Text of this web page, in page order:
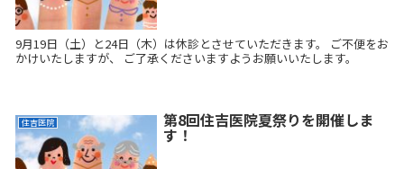
9月19日（土）と24日（木）は休診とさせていただきます。 ご不便をお
かけいたしますが、 ご了承くださいますようお願いいたします。
住吉医院 第8回住吉医院夏祭りを開催しま
す！